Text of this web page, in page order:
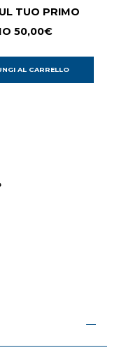
TUO PRIMO
50,00€
AL CARRELLO